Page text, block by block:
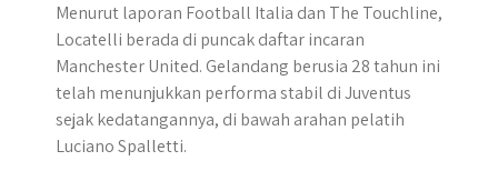
Menurut laporan Football Italia dan The Touchline,
Locatelli berada di puncak daftar incaran
Manchester United. Gelandang berusia 28 tahun ini
telah menunjukkan performa stabil di Juventus
sejak kedatangannya, di bawah arahan pelatih
Luciano Spalletti.